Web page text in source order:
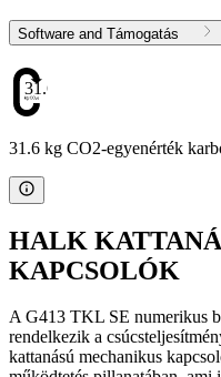
Software and Támogatás
31.6
31.6 kg CO2-egyenérték
HALK
KAPCSOLÓK
A G413 TKL SE numerikus
rendelkezik a
kattanású mechanikus